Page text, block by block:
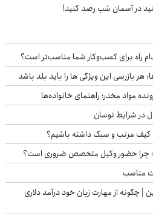
در آسمان شب رصد کنید!
راه برای کسب‌وکار شما مناسب‌تر است؟
بازرسی این ویژگی ها را باید بلد باشد
در شرایط نوسان
مرتب و سبک داشته باشیم؟
چرا حضور وکیل متخصص ضروری است؟
مناسب
| چگونه از مهارت زبان خود درآمد دلاری